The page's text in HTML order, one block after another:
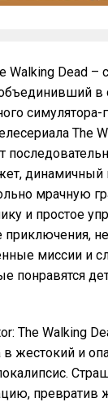
Walking Dead –
The
динамичный
мрачную
и простое
приключения,
миссии и
понравятся
The Walking
в жестокий и
превратив